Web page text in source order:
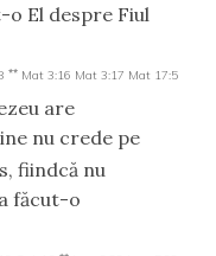
El despre Fiul
** Mat 3:16 Mat 3:17 Mat 17:5
are
nu crede pe
fiindcă nu
făcut-o